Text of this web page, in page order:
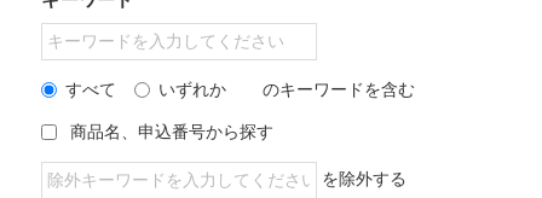
すべて いずれか のキーワードを含む
商品名、申込番号から探す
を除外する